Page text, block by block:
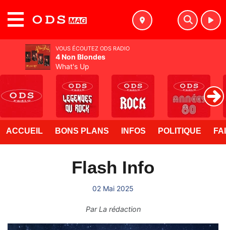
ACCUEIL BONS PLANS INFOS POLITIQUE
Flash Info
02 Mai 2025
ParLa rédaction
VOUS ÉCOUTEZ ODS RADIO
4 Non Blondes
What's Up